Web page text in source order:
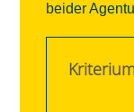
beider